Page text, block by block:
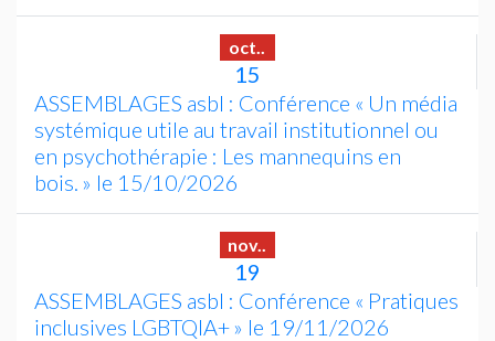
oct..
15
ASSEMBLAGES asbl : Conférence « Un média
systémique utile au travail institutionnel ou
en psychothérapie : Les mannequins en
bois. » le 15/10/2026
nov..
19
ASSEMBLAGES asbl : Conférence « Pratiques
inclusives LGBTQIA+» le 19/11/2026